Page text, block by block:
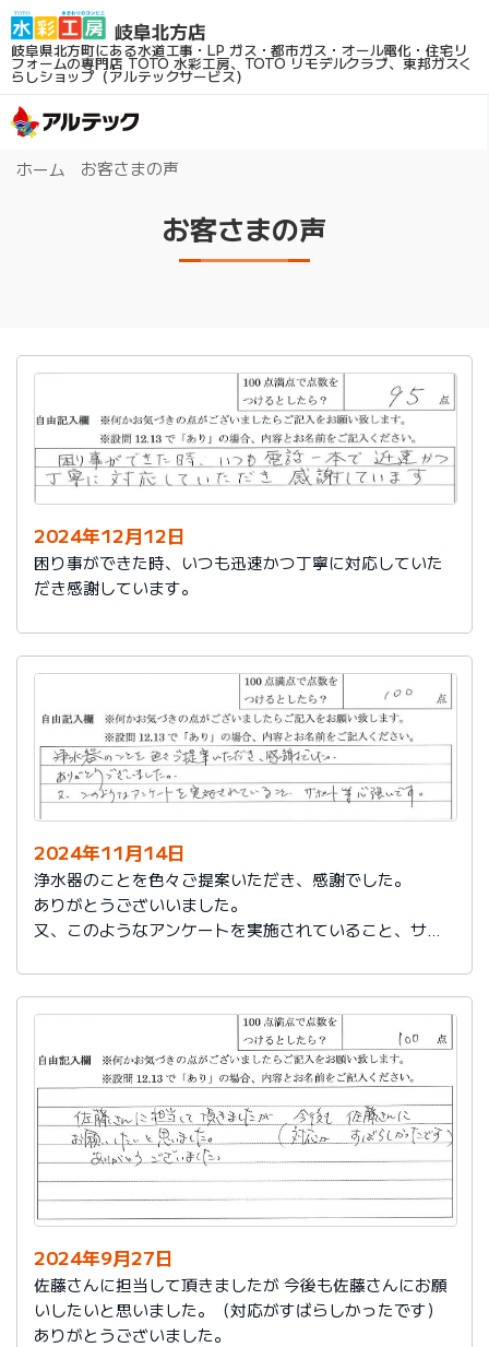
岐阜県北方町にある水道工事・LP ガス・都市ガス・オール電化・住宅リ
フォームの専門店TOTO 水彩工房、TOTO リモデルクラブ、東邦ガスく
らしショップ（アルテックサービス）
ホーム お客さまの声
お客さまの声
2024年12月12日
困り事ができた時、いつも迅速かつ丁寧に対応していた
だき感謝しています。
2024年11月14日
浄水器のことを色々ご提案いただき、感謝でした。
ありがとうございいました。
又、このようなアンケートを実施されていること、サポ
2024年9月27日
佐藤さんに担当して頂きましたが 今後も佐藤さんにお願
いしたいと思いました。（対応がすばらしかったです）
ありがとうございました。